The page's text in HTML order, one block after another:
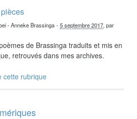
- Anneke Brassinga -5 septembre 2017, par
de Brassinga traduits et mis en
retrouvés dans mes archives.
cette rubrique